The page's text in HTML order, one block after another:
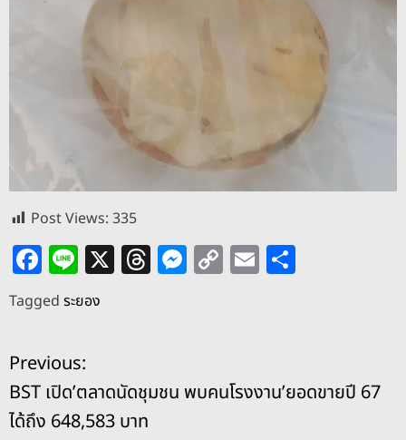
Post Views:335
F
a
c
e
b
o
Li
n
e
X T
h
s
M
e
g
C
o
Li
n
E
m
Tagged ระยอง
แ
น
Previous:
BST เปิด’ตลาดนัดชุมชน พบคนโรงงาน’ยอดขายปี 67
ได้ถึง 648,583 บาท